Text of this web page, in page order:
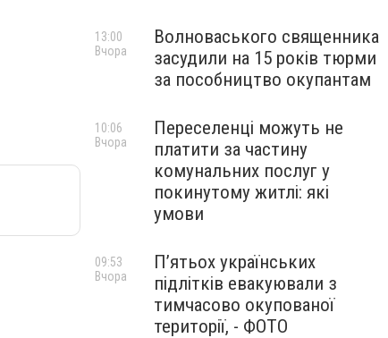
Волноваського священника
засудили на 15 років тюрми
за пособництво окупантам
13:00
Вчора
Переселенці можуть не
платити за частину
комунальних послуг у
покинутому житлі: які
умови
10:06
Вчора
П’ятьох українських
підлітків евакуювали з
тимчасово окупованої
території, - ФОТО
09:53
Вчора